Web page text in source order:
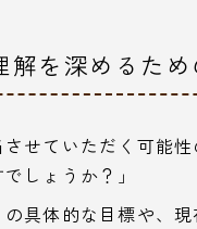
を深めるため
させていただく可能
しょうか？」
の具体的な目標や、